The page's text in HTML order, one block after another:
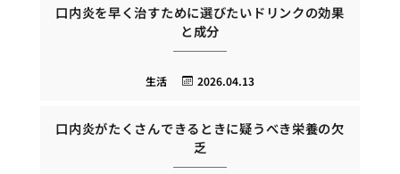
口内炎を早く治すために選びたいドリンクの効果
と成分
2026.04.13
生活
口内炎がたくさんできるときに疑うべき栄養の欠
乏